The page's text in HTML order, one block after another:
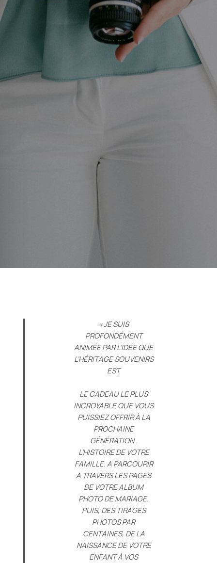
« JE SUIS
PROFONDÉMENT
ANIMÉE PAR L’IDÉE QUE
L’HÉRITAGE SOUVENIRS
EST
LE CADEAU LE PLUS
INCROYABLE QUE VOUS
PUISSIEZ OFFRIR À LA
PROCHAINE
GÉNÉRATION .
L’HISTOIRE DE VOTRE
FAMILLE. A PARCOURIR
A TRAVERS LES PAGES
DE VOTRE ALBUM
PHOTO DE MARIAGE.
PUIS, DES TIRAGES
PHOTOS PAR
CENTAINES, DE LA
NAISSANCE DE VOTRE
ENFANT À VOS